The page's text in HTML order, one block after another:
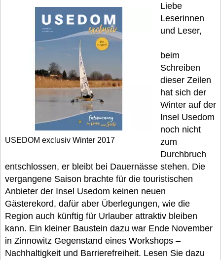
USEDOM exclusiv Winter 2017
Liebe
Leserinnen
und Leser,
beim
Schreiben
dieser Zeilen
hat sich der
Winter auf der
Insel Usedom
noch nicht
zum
Durchbruch
entschlossen, er bleibt bei Dauernässe stehen. Die
vergangene Saison brachte für die touristischen
Anbieter der Insel Usedom keinen neuen
Gästerekord, dafür aber Überlegungen, wie die
Region auch künftig für Urlauber attraktiv bleiben
kann. Ein kleiner Baustein dazu war Ende November
in Zinnowitz Gegenstand eines Workshops –
Nachhaltigkeit und Barrierefreiheit. Lesen Sie dazu